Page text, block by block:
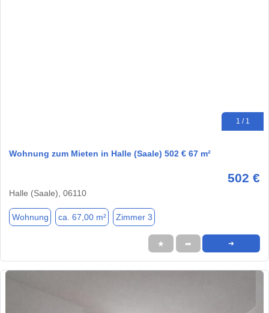
1 / 1
Wohnung zum Mieten in Halle (Saale) 502 € 67 m²
502 €
Halle (Saale), 06110
Wohnung ca. 67,00 m² Zimmer 3
★ ➦ ➜